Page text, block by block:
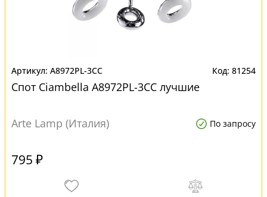
A8972PL-3CC 81254
Спот Ciambella A8972PL-3CC лучшие
Arte Lamp (Италия) По запросу
795 ₽